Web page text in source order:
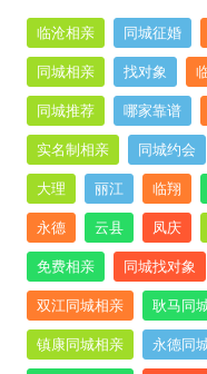
临沧相亲 同城征婚
同城相亲 找对象
同城推荐 哪家靠谱
实名制相亲 同城约会
大理 丽江 临翔
永德 云县 凤庆
免费相亲 同城找对象
双江同城相亲 耿马同
镇康同城相亲 永德同